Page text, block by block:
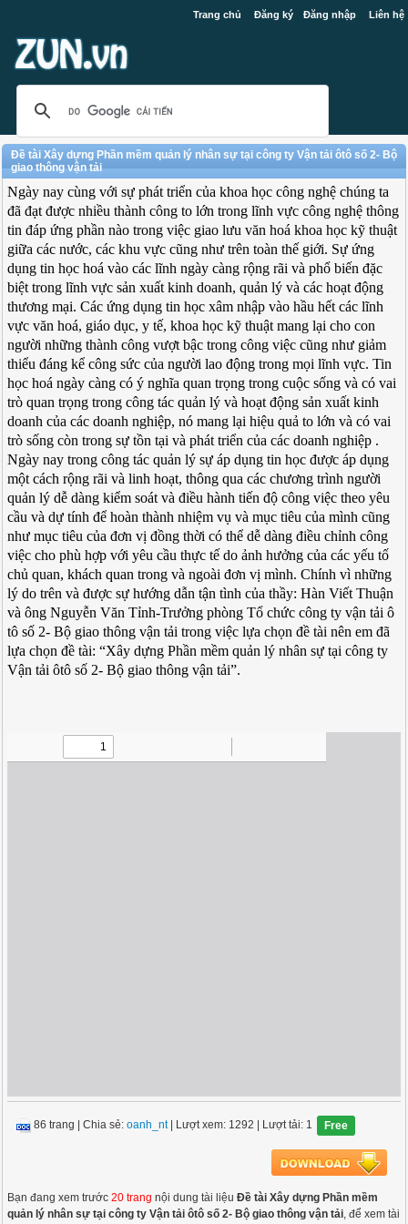
Trang chủ Đăng ký Đăng nhập Liên hệ
Đề tài Xây dựng Phần mềm quản lý nhân sự tại công ty Vận tải ôtô số 2- Bộ
giao thông vận tải
Ngày nay cùng với sự phát triển của khoa học công nghệ chúng ta
đã đạt được nhiều thành công to lớn trong lĩnh vực công nghệ thông
tin đáp ứng phần nào trong việc giao lưu văn hoá khoa học kỹ thuật
giữa các nước, các khu vực cũng như trên toàn thế giới. Sự ứng
dụng tin học hoá vào các lĩnh ngày càng rộng rãi và phổ biến đặc
biệt trong lĩnh vực sản xuất kinh doanh, quản lý và các hoạt động
thương mại. Các ứng dụng tin học xâm nhập vào hầu hết các lĩnh
vực văn hoá, giáo dục, y tế, khoa học kỹ thuật mang lại cho con
người những thành công vượt bậc trong công việc cũng như giảm
thiểu đáng kể công sức của người lao động trong mọi lĩnh vực. Tin
học hoá ngày càng có ý nghĩa quan trọng trong cuộc sống và có vai
trò quan trọng trong công tác quản lý và hoạt động sản xuất kinh
doanh của các doanh nghiệp, nó mang lại hiệu quả to lớn và có vai
trò sống còn trong sự tồn tại và phát triển của các doanh nghiệp .
Ngày nay trong công tác quản lý sự áp dụng tin học được áp dụng
một cách rộng rãi và linh hoạt, thông qua các chương trình người
quản lý dễ dàng kiểm soát và điều hành tiến độ công việc theo yêu
cầu và dự tính để hoàn thành nhiệm vụ và mục tiêu của mình cũng
như mục tiêu của đơn vị đồng thời có thể dễ dàng điều chỉnh công
việc cho phù hợp với yêu cầu thực tế do ảnh hưởng của các yếu tố
chủ quan, khách quan trong và ngoài đơn vị mình. Chính vì những
lý do trên và được sự hướng dẫn tận tình của thầy: Hàn Viết Thuận
và ông Nguyễn Văn Tỉnh-Trưởng phòng Tổ chức công ty vận tải ô
tô số 2- Bộ giao thông vận tải trong việc lựa chọn đề tài nên em đã
lựa chọn đề tài: “Xây dựng Phần mềm quản lý nhân sự tại công ty
Vận tải ôtô số 2- Bộ giao thông vận tải”.
86 trang |Chia sẻ:oanh_nt| Lượt xem: 1292 | Lượt tải: 1 Free
Bạn đang xem trước20 trang nội dung tài liệuĐề tài Xây dựng Phần mềm
quản lý nhân sự tại công ty Vận tải ôtô số 2- Bộ giao thông vận tải, để xem tài